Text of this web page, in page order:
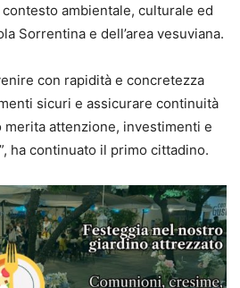
ambientale, culturale ed
Sorrentina e dell’area vesuviana.
con rapidità e concretezza
sicuri e assicurare continuità
attenzione, investimenti e
ha continuato il primo cittadino.